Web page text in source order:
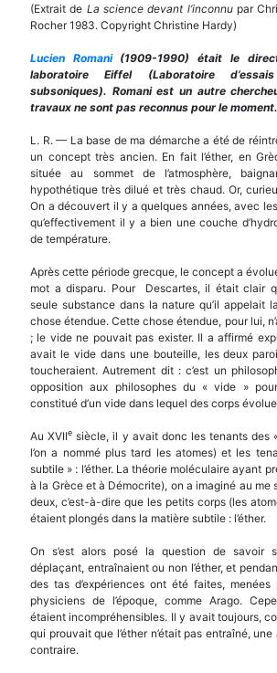
(Extrait de La science devant l’inconnupar
Rocher 1983. Copyright Christine Hardy)
Lucien Romani(1909-1990)était le
laboratoire Eiffel (Laboratoire
subsoniques). Romani est un autre
travaux ne sont pas reconnus pour le
L. R. — La base de ma démarche a été de
un concept très ancien. En fait l’éther, en
située au sommet de l’atmosphère,
hypothétique très dilué et très chaud. Or,
On a découvert il y a quelques années, avec
qu’effectivement il y a bien une couche
de température.
Après cette période grecque, le concept a
mot a disparu. Pour Descartes, il était clair
seule substance dans la nature qu’il appelait
chose étendue. Cette chose étendue, pour lui,
; le vide ne pouvait pas exister. Il a affirmé
avait le vide dans une bouteille, les deux
toucheraient. Autrement dit : c’est un
opposition aux philosophes du « vide »
constitué d’un vide dans lequel des corps
Au XVIIe siècle, il y avait donc les tenants des
l’on a nommé plus tard les atomes) et les
subtile » : l’éther. La théorie moléculaire ayant
à la Grèce et à Démocrite), on a imaginé au me
deux, c’est-à-dire que les petits corps (les
étaient plongés dans la matière subtile : l’éther.
On s’est alors posé la question de savoir
déplaçant, entraînaient ou non l’éther, et
des tas d’expériences ont été faites,
physiciens de l’époque, comme Arago.
étaient incompréhensibles. Il y avait toujours,
qui prouvait que l’éther n’était pas entraîné,
contraire.